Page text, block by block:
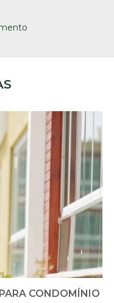
CONDOMÍNIO